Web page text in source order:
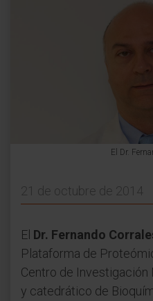
El Dr.
21 de octubre de 2014
El Dr. Fernando
Plataforma de
Centro de Investigación
y catedrático de